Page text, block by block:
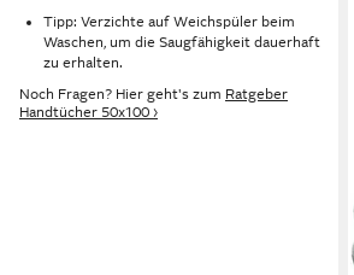
Tipp: Verzichte auf Weichspüler beim
Waschen, um die Saugfähigkeit dauerhaft
zu erhalten.
Noch Fragen? Hier geht's zum Ratgeber
Handtücher 50x100 ›